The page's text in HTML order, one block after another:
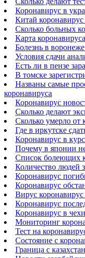
Коронавирус в
Китай коронавирус
Сколько больных
Карта
Болезнь в
Условия сдачи
Есть ли в пензе
В томске
Названы самые
коронавируса
Коронавирус
Сколько делают
Сколько умерло от
Где в иркутске
Коронавирус в
Почему в японии
Список болеющих
Количество людей
Коронавирус
Коронавирус
Вирус коронавирус
Коронавирус
Коронавирус в
Мониторинг
Тест на
Состояние с
Граница с